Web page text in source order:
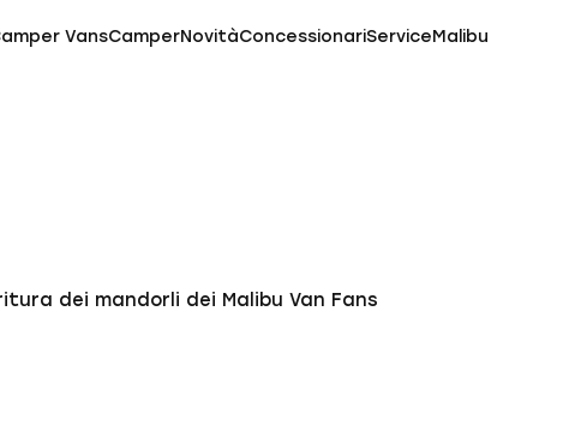
VansCamperNovitàConcessionariServiceMalibu
dei mandorli dei Malibu Van Fans